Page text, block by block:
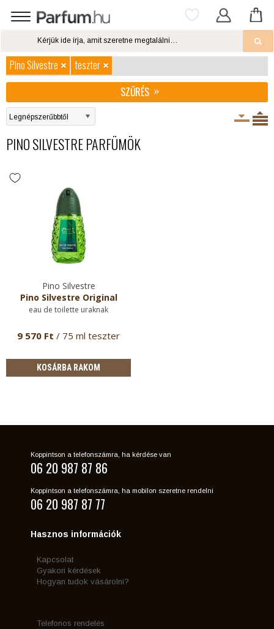
Pino Silvestre
teszter
SZŰRÉS
PINO SILVESTRE PARFÜMÖK
Pino Silvestre
Pino Silvestre Original
eau de toilette uraknak
9 570 Ft / 75 ml teszter
KOSÁRBA RAKOM
Koppintson a telefonszámra, ha kérdése van
06 20 987 87 86
Koppintson a telefonszámra, ha mobilon szeretne rendelni
06 20 987 87 77
Hasznos információk
Kapcsolat
Gyakori kérdések
Hogyan tudok vásárolni?
Telefonos rendelés